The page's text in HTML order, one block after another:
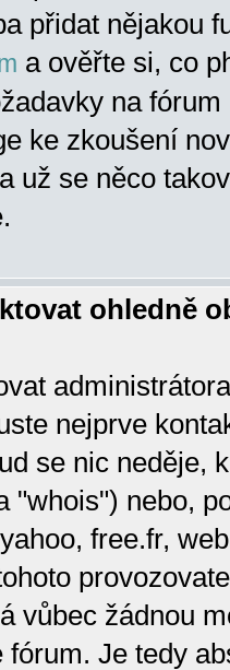
přidat nějakou
a ověřte si, co
na
ke zkoušení
už se něco
ohledně
nejprve
se nic neděje,
"whois") nebo,
free.fr,
vůbec žádnou
fórum. Je tedy